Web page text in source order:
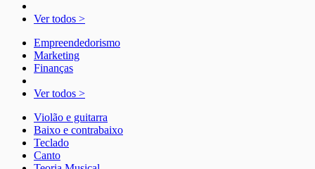
Ver todos >
Empreendedorismo
Marketing
Finanças
Ver todos >
Violão e guitarra
Baixo e contrabaixo
Teclado
Canto